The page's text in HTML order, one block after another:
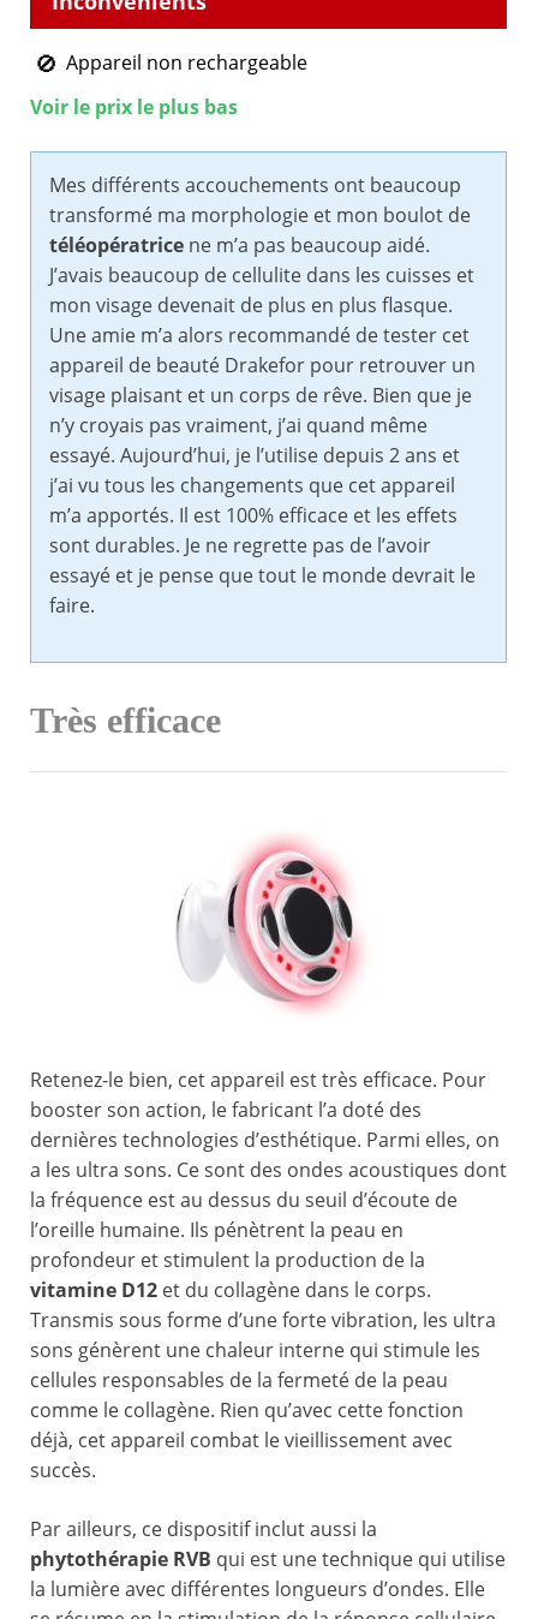
Appareil non rechargeable
Voir le prix le plus bas
Mes différents accouchements ont beaucoup
transformé ma morphologie et mon boulot de
téléopératrice ne m’a pas beaucoup aidé.
J’avais beaucoup de cellulite dans les cuisses et
mon visage devenait de plus en plus flasque.
Une amie m’a alors recommandé de tester cet
appareil de beauté Drakefor pour retrouver un
visage plaisant et un corps de rêve. Bien que je
n’y croyais pas vraiment, j’ai quand même
essayé. Aujourd’hui, je l’utilise depuis 2 ans et
j’ai vu tous les changements que cet appareil
m’a apportés. Il est 100% efficace et les effets
sont durables. Je ne regrette pas de l’avoir
essayé et je pense que tout le monde devrait le
faire.
Très efficace
Retenez-le bien, cet appareil est très efficace. Pour
booster son action, le fabricant l’a doté des
dernières technologies d’esthétique. Parmi elles, on
a les ultra sons. Ce sont des ondes acoustiques dont
la fréquence est au dessus du seuil d’écoute de
l’oreille humaine. Ils pénètrent la peau en
profondeur et stimulent la production de la
vitamine D12 et du collagène dans le corps.
Transmis sous forme d’une forte vibration, les ultra
sons génèrent une chaleur interne qui stimule les
cellules responsables de la fermeté de la peau
comme le collagène. Rien qu’avec cette fonction
déjà, cet appareil combat le vieillissement avec
succès.
Par ailleurs, ce dispositif inclut aussi la
phytothérapie RVB qui est une technique qui utilise
la lumière avec différentes longueurs d’ondes. Elle